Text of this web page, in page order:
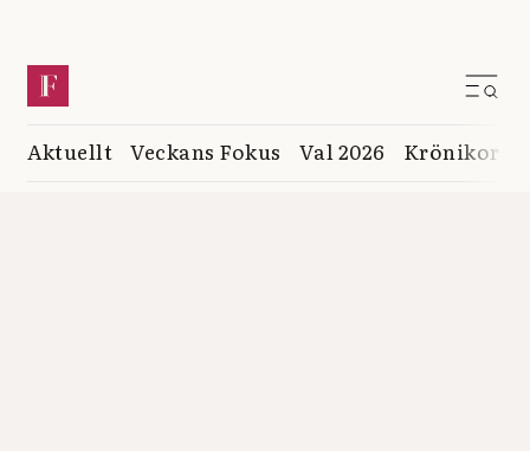
Aktuellt Veckans Fokus Val 2026 Krönikor